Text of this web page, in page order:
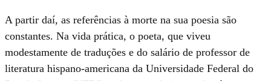
A partir daí, as referências à morte na sua poesia são
constantes. Na vida prática, o poeta, que viveu
modestamente de traduções e do salário de professor de
literatura hispano-americana da Universidade Federal do